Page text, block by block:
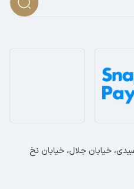
خیابان جلال، خیابان نخ